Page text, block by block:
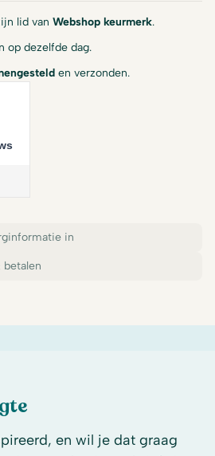
lid van Webshop keurmerk.
op dezelfde dag.
en verzonden.
in
betalen
en wil je dat graag